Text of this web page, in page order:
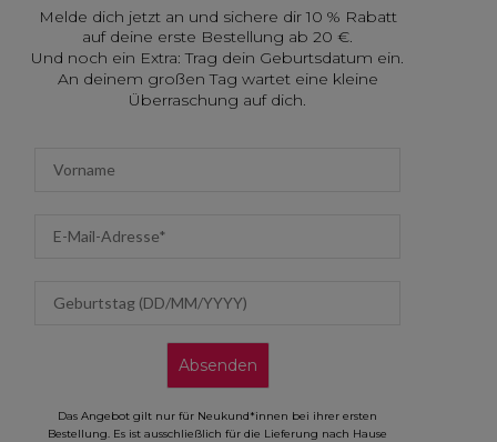
Melde dich jetzt an und sichere dir 10 % Rabatt
auf deine erste Bestellung ab 20 €.
Und noch ein Extra: Trag dein Geburtsdatum ein.
An deinem großen Tag wartet eine kleine
Überraschung auf dich.
Absenden
Das Angebot gilt nur für Neukund*innen bei ihrer ersten
Bestellung. Es ist ausschließlich für die Lieferung nach Hause